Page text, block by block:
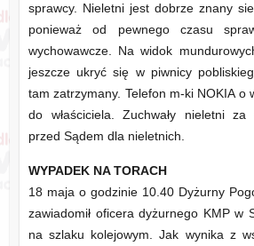
sprawcy. Nieletni jest dobrze znany
ponieważ od pewnego czasu
wychowawcze. Na widok
jeszcze ukryć się w piwnicy
tam zatrzymany. Telefon m-ki NOKIA o
do właściciela. Zuchwały nieletni
przed Sądem dla nieletnich.
WYPADEK NA TORACH
18 maja o godzinie 10.40 Dyżurny
zawiadomił oficera dyżurnego KMP w
na szlaku kolejowym. Jak wynika z